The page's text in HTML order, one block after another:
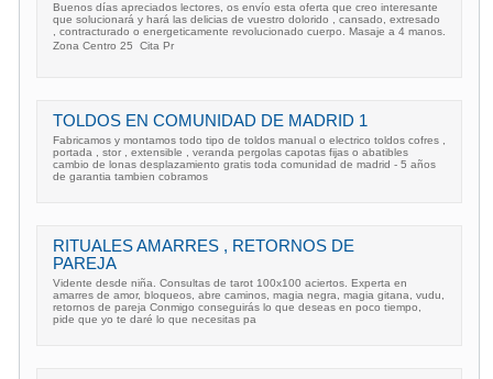
Buenos días apreciados lectores, os envío esta oferta que creo interesante
que solucionará y hará las delicias de vuestro dolorido , cansado, extresado
, contracturado o energeticamente revolucionado cuerpo. Masaje a 4 manos.
Zona Centro 25  Cita Pr
TOLDOS EN COMUNIDAD DE MADRID 1
Fabricamos y montamos todo tipo de toldos manual o electrico toldos cofres ,
portada , stor , extensible , veranda pergolas capotas fijas o abatibles
cambio de lonas desplazamiento gratis toda comunidad de madrid - 5 años
de garantia tambien cobramos
RITUALES AMARRES , RETORNOS DE
PAREJA
Vidente desde niña. Consultas de tarot 100x100 aciertos. Experta en
amarres de amor, bloqueos, abre caminos, magia negra, magia gitana, vudu,
retornos de pareja Conmigo conseguirás lo que deseas en poco tiempo,
pide que yo te daré lo que necesitas pa